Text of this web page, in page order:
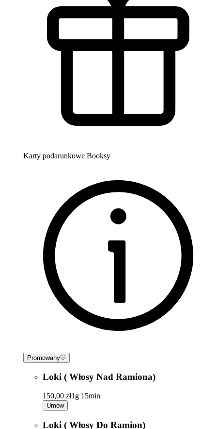
Karty podarunkowe Booksy
Promowany
Loki ( Włosy Nad Ramiona)
150,00 zł1g 15min
Umów
Loki ( Włosy Do Ramion)